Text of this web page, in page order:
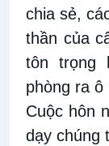
chia sẻ,
thần của
tôn trọng
phòng ra
Cuộc hôn
dạy chúng